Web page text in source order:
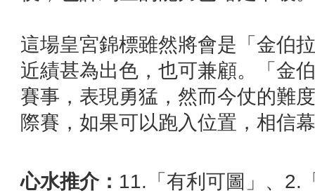
這場皇宮錦標雖然將會是「金伯
近績甚為出色，也可兼顧。「金
賽事，表現勇猛，然而今仗的難
際賽，如果可以跑入位置，相信
心水推介： 11.「有利可圖」、2.